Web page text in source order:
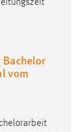
vom